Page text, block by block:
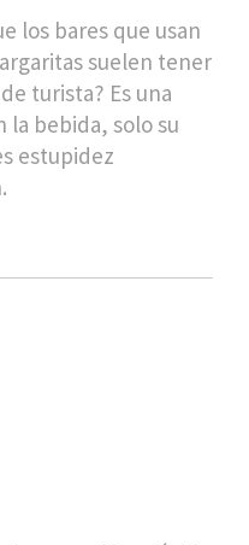
los bares que usan
suelen tener
turista? Es una
bebida, solo su
estupidez